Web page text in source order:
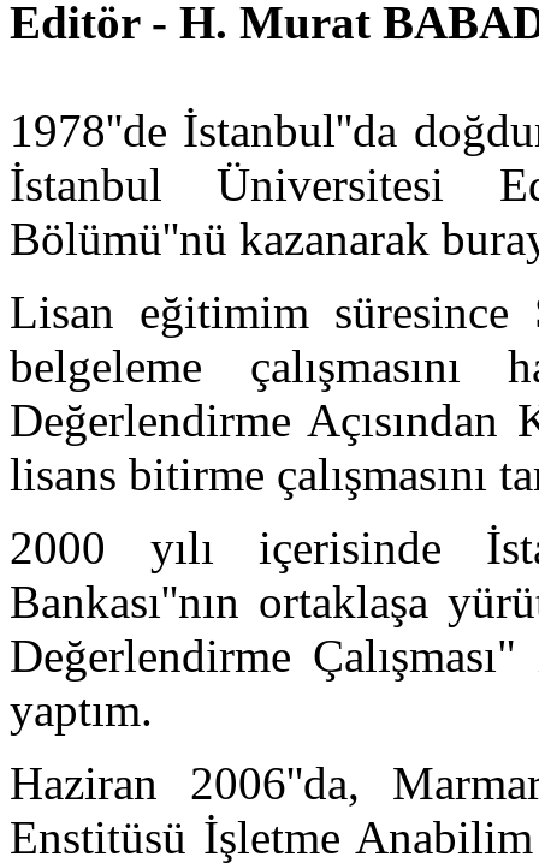
Editör - H. Murat
1978''de İstanbul''da
İstanbul Üniversitesi
Bölümü''nü kazanarak
Lisan eğitimim süresince
belgeleme çalışmasını
Değerlendirme
lisans bitirme çalışmasını
2000 yılı içerisinde
Bankası''nın ortaklaşa
Değerlendirme
yaptım.
Haziran 2006''da,
Enstitüsü İşletme